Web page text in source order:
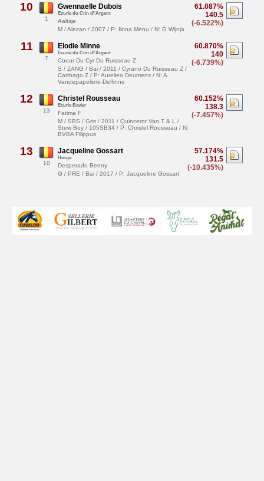
10
1
61.087%
140.5
(-6.522%)
Gwennaelle Dubois
Ecurie du Crin d\'Argent
Aaltsje
M / Alezan / 2007 / P: Ilona Menu / N: G Wijnja
11
7
60.870%
140
(-6.739%)
Elodie Minne
Ecurie du Crin d\'Argent
Coeur Du Cyr Du Ruisseau Z
S / ZANG / Bai / 2011 / Cyrano Du Ruisseau Z /
Carthago Z / P: Aurelien Deumens / N: A.
Vandepapeliere-Deflinne
12
13
60.152%
138.3
(-7.457%)
Christel Rousseau
Ecurie Bavier
Fatima F
M / SBS / Gris / 2011 / Quincerot Van T & L /
Stew Boy / 105SB34 / P: Christel Rousseau / N:
BVBA Filippus
13
10
57.174%
131.5
(-10.435%)
Jacqueline Gossart
Horge
Desperado Benny
G / PRE / Bai / 2017 / P: Jacqueline Gossart